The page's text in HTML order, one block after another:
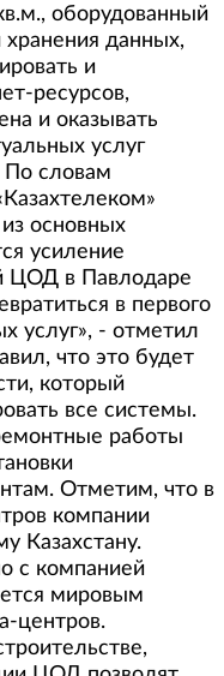
оборудованный
данных,
и
ресурсов,
и оказывать
услуг
По словам
основных
усиление
ЦОД в Павлодаре
в первого
услуг», - отметил
что это будет
который
все системы.
работы
Отметим, что в
компании
Казахстану.
с компанией
мировым
центров.